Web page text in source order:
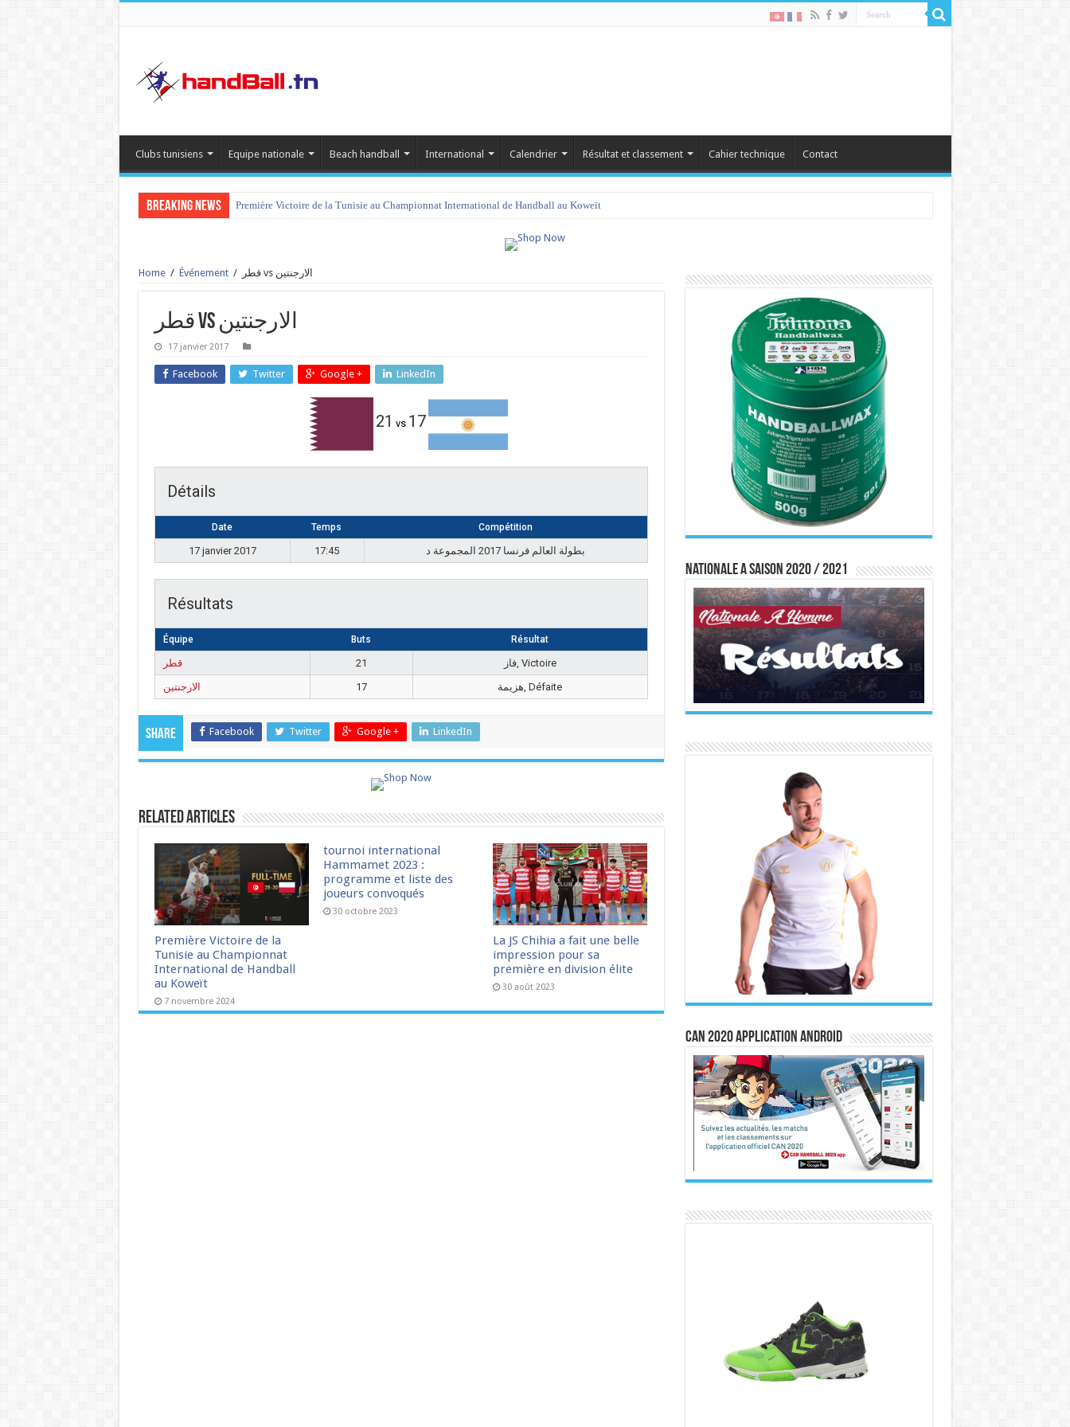
Clubs tunisiens Equipe nationale Beach handball International Calendrier Résultat et classement Cahier technique Contact
Breaking News Première Victoire de la Tunisie au Championnat International de Handball au Koweït
Home / Événement / قطر vs الارجنتين
قطر vs الارجنتين
17 janvier 2017
Facebook Twitter Google + LinkedIn
21 vs 17
Détails
Date Temps Compétition
17 janvier 2017 17:45 بطولة العالم فرنسا 2017 المجموعة د
Résultats
Équipe Buts Résultat
قطر 21
فاز, Victoire
الارجنتين
17 هزيمة, Défaite
Share Facebook Twitter Google + LinkedIn
Related Articles
Première Victoire de la
Tunisie au Championnat
International de Handball
au Koweït
7 novembre 2024
tournoi international
Hammamet 2023 :
programme et liste des
joueurs convoqués
30 octobre 2023
La JS Chihia a fait une belle
impression pour sa
première en division élite
30 août 2023
Nationale A saison 2020 / 2021
CAN 2020 Application Android